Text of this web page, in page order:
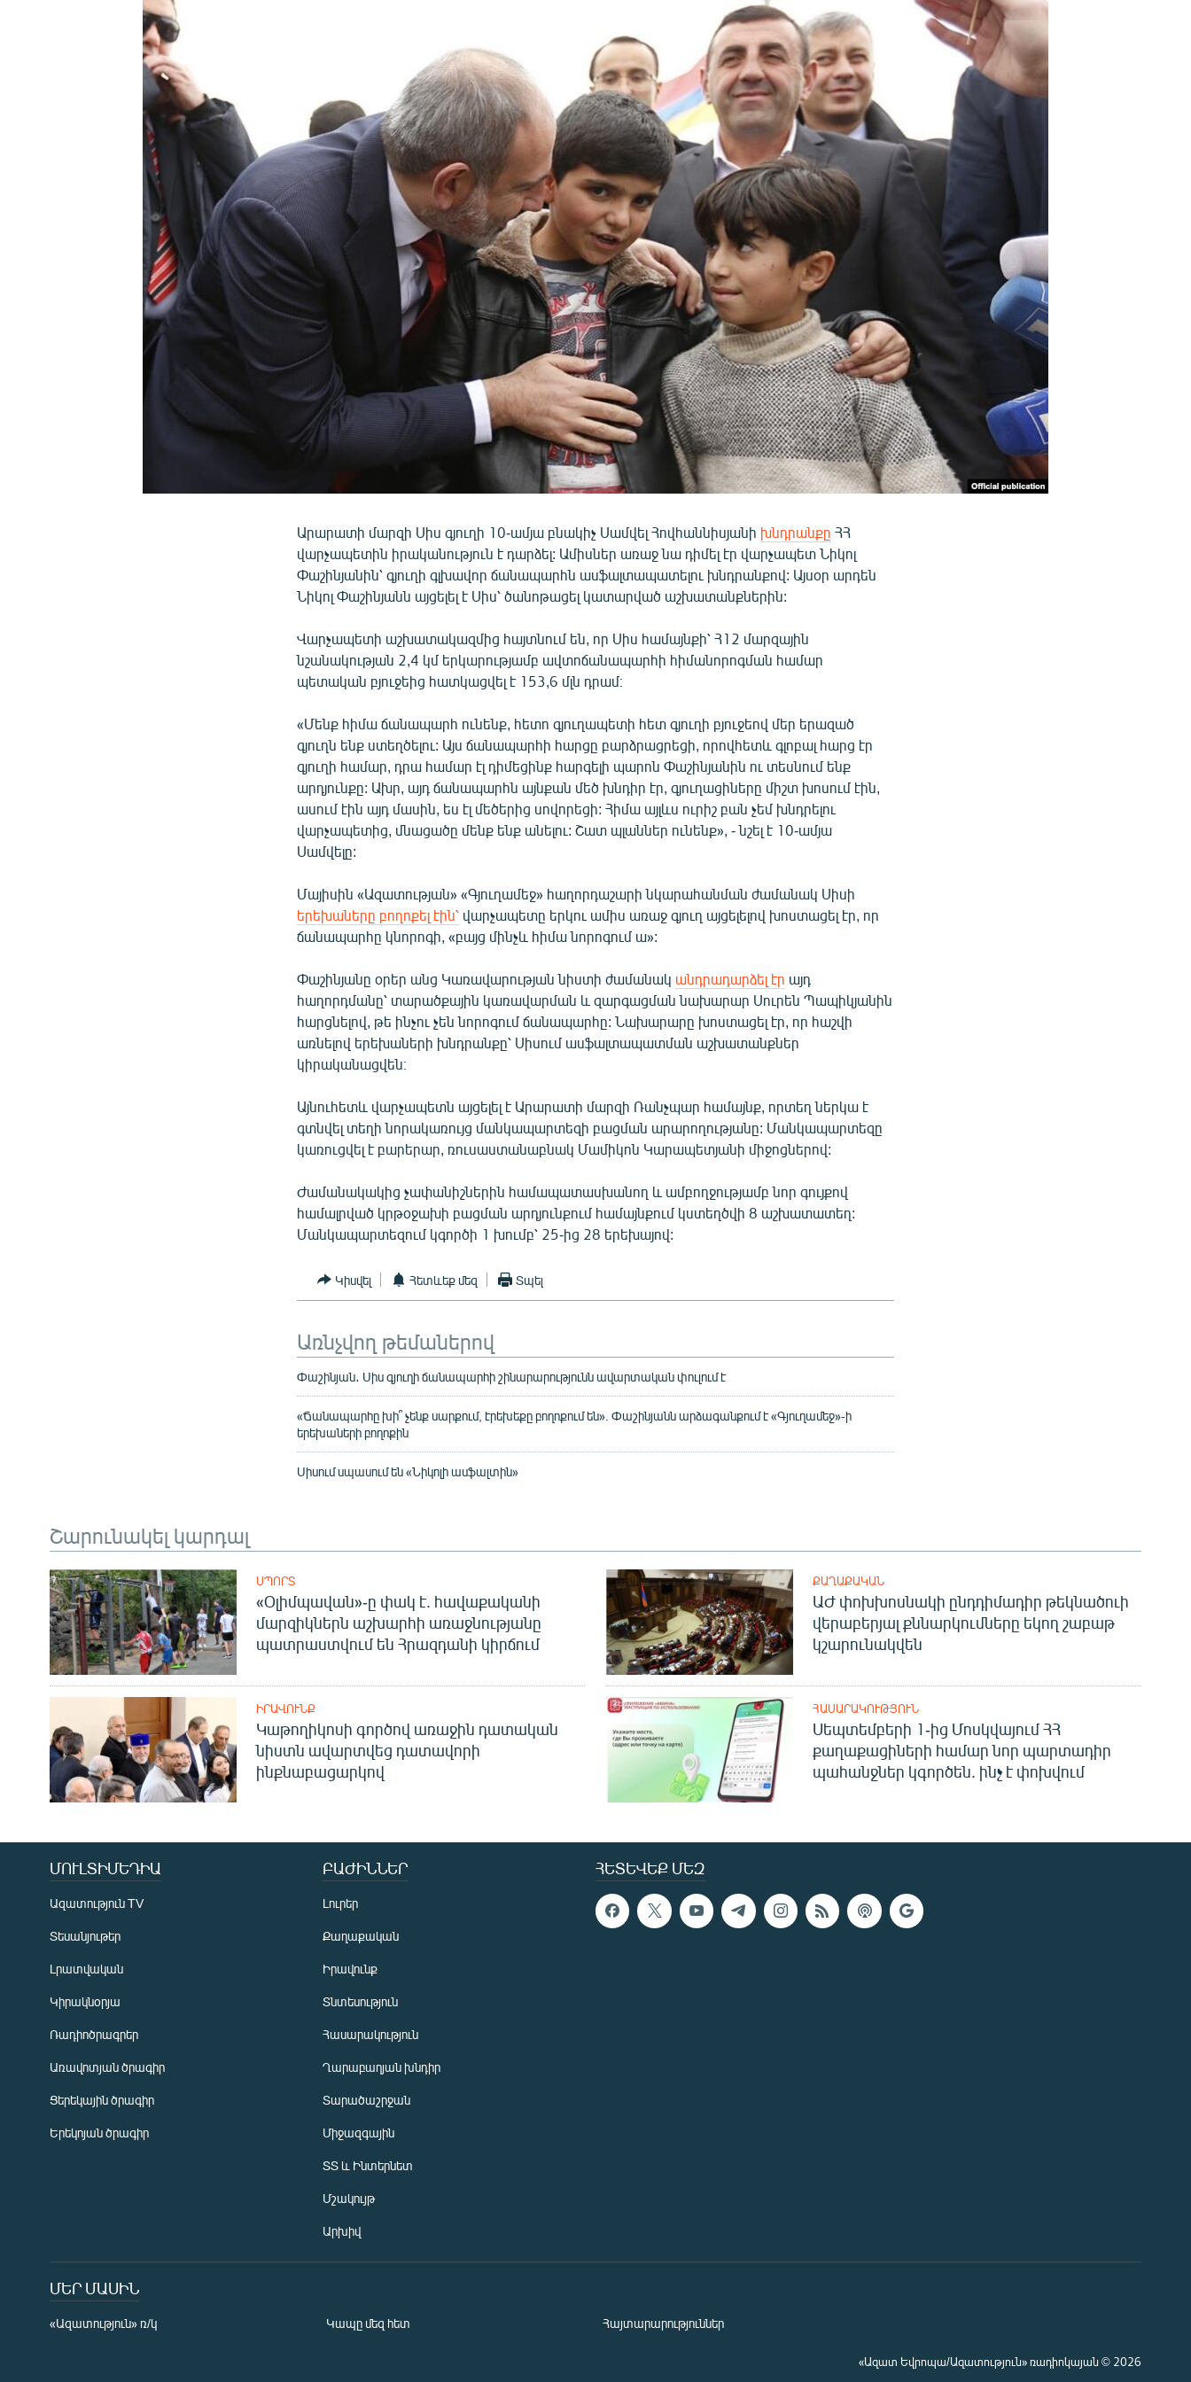
ՄԵԿՆԱԲԱՆՈՒԹՅՈՒՆ
ՁԳՏԵԼՈՎ ԼԱՎԱԳՈՒՅՆԻՆ
Արարատի մարզի Սիս գյուղի 10-ամյա բնակիչ Սամվել Հովհաննիսյանի խնդրանքը ՀՀ
վարչապետին իրականություն է դարձել: Ամիսներ առաջ նա դիմել էր վարչապետ Նիկոլ
Փաշինյանին՝ գյուղի գլխավոր ճանապարհն ասֆալտապատելու խնդրանքով: Այսօր արդեն
Նիկոլ Փաշինյանն այցելել է Սիս՝ ծանոթացել կատարված աշխատանքներին:
Վարչապետի աշխատակազմից հայտնում են, որ Սիս համայնքի՝ Հ12 մարզային
նշանակության 2,4 կմ երկարությամբ ավտոճանապարհի հիմանորոգման համար
պետական բյուջեից հատկացվել է 153,6 մլն դրամ։
«Մենք հիմա ճանապարհ ունենք, հետո գյուղապետի հետ գյուղի բյուջեով մեր երազած
գյուղն ենք ստեղծելու: Այս ճանապարհի հարցը բարձրացրեցի, որովհետև գլոբալ հարց էր
գյուղի համար, դրա համար էլ դիմեցինք հարգելի պարոն Փաշինյանին ու տեսնում ենք
արդյունքը: Ախր, այդ ճանապարհն այնքան մեծ խնդիր էր, գյուղացիները միշտ խոսում էին,
ասում էին այդ մասին, ես էլ մեծերից սովորեցի: Հիմա այլևս ուրիշ բան չեմ խնդրելու
վարչապետից, մնացածը մենք ենք անելու: Շատ պլաններ ունենք», - նշել է 10-ամյա
Սամվելը:
Մայիսին «Ազատության» «Գյուղամեջ» հաղորդաշարի նկարահանման ժամանակ Սիսի
երեխաները բողոքել էին՝ վարչապետը երկու ամիս առաջ գյուղ այցելելով խոստացել էր, որ
ճանապարհը կնորոգի, «բայց մինչև հիմա նորոգում ա»:
Փաշինյանը օրեր անց Կառավարության նիստի ժամանակ անդրադարձել էր այդ
հաղորդմանը՝ տարածքային կառավարման և զարգացման նախարար Սուրեն Պապիկյանին
հարցնելով, թե ինչու չեն նորոգում ճանապարհը: Նախարարը խոստացել էր, որ հաշվի
առնելով երեխաների խնդրանքը՝ Սիսում ասֆալտապատման աշխատանքներ
կիրականացվեն։
Այնուհետև վարչապետն այցելել է Արարատի մարզի Ռանչպար համայնք, որտեղ ներկա է
գտնվել տեղի նորակառույց մանկապարտեզի բացման արարողությանը: Մանկապարտեզը
կառուցվել է բարերար, ռուսաստանաբնակ Մամիկոն Կարապետյանի միջոցներով:
Ժամանակակից չափանիշներին համապատասխանող և ամբողջությամբ նոր գույքով
համալրված կրթօջախի բացման արդյունքում համայնքում կստեղծվի 8 աշխատատեղ:
Մանկապարտեզում կգործի 1 խումբ՝ 25-ից 28 երեխայով:
Կիսվել Հետևեք մեզ Տպել
Առնչվող թեմաներով
Փաշինյան․ Սիս գյուղի ճանապարհի շինարարությունն ավարտական փուլում է
«Ճանապարհը խի՞ չենք սարքում, էրեխեքը բողոքում են». Փաշինյանն արձագանքում է «Գյուղամեջ»-ի
երեխաների բողոքին
Սիսում սպասում են «Նիկոլի ասֆալտին»
Շարունակել կարդալ
ՍՊՈՐՏ
«Օլիմպավան»-ը փակ է. հավաքականի
մարզիկներն աշխարհի առաջնությանը
պատրաստվում են Հրազդանի կիրճում
ՔԱՂԱՔԱԿԱՆ
ԱԺ փոխխոսնակի ընդդիմադիր թեկնածուի
վերաբերյալ քննարկումները եկող շաբաթ
կշարունակվեն
ԻՐԱՎՈՒՆՔ
Կաթողիկոսի գործով առաջին դատական
նիստն ավարտվեց դատավորի
ինքնաբացարկով
ՀԱՍԱՐԱԿՈՒԹՅՈՒՆ
Սեպտեմբերի 1-ից Մոսկվայում ՀՀ
քաղաքացիների համար նոր պարտադիր
պահանջներ կգործեն. ինչ է փոխվում
ՀԵՏԵՎԵՔ ՄԵԶ
ՄՈՒԼՏԻՄԵԴԻԱ
Ազատություն TV
Տեսանյութեր
Լրատվական
Կիրակնօրյա
Ռադիոծրագրեր
Առավոտյան ծրագիր
Ցերեկային ծրագիր
Երեկոյան ծրագիր
ԲԱԺԻՆՆԵՐ
Լուրեր
Քաղաքական
Իրավունք
Տնտեսություն
Հասարակություն
Ղարաբաղյան խնդիր
Տարածաշրջան
Միջազգային
ՏՏ և Ինտերնետ
Մշակույթ
Արխիվ
ՄԵՐ ՄԱՍԻՆ
«Ազատություն» ռ/կ Կապը մեզ հետ Հայտարարություններ
«Ազատ Եվրոպա/Ազատություն» ռադիոկայան © 2026